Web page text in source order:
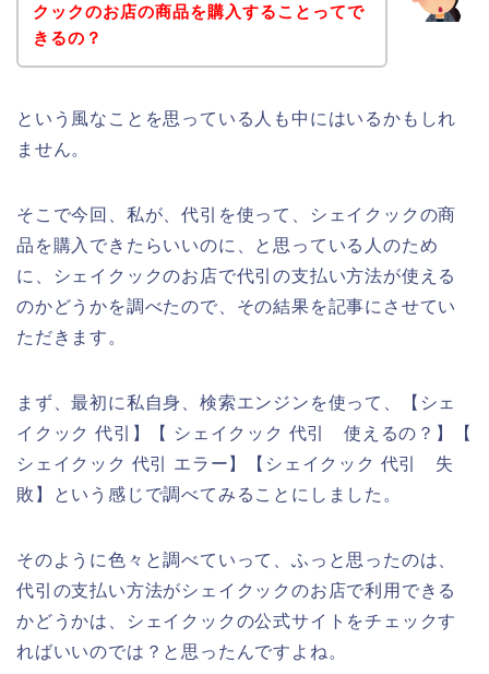
クックのお店の商品を購入することってで
きるの？
という風なことを思っている人も中にはいるかもしれ
ません。
そこで今回、私が、代引を使って、シェイクックの商
品を購入できたらいいのに、と思っている人のため
に、シェイクックのお店で代引の支払い方法が使える
のかどうかを調べたので、その結果を記事にさせてい
ただきます。
まず、最初に私自身、検索エンジンを使って、【シェ
イクック 代引】【 シェイクック 代引 使えるの？】【
シェイクック 代引 エラー】【シェイクック 代引 失
敗】という感じで調べてみることにしました。
そのように色々と調べていって、ふっと思ったのは、
代引の支払い方法がシェイクックのお店で利用できる
かどうかは、シェイクックの公式サイトをチェックす
ればいいのでは？と思ったんですよね。